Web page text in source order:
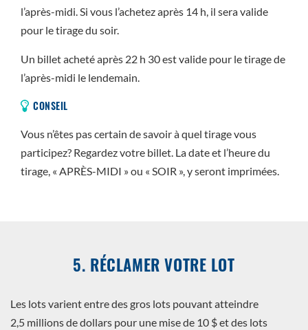
l’après-midi. Si vous l’achetez après 14 h, il sera valide
pour le tirage du soir.
Un billet acheté après 22 h 30 est valide pour le tirage de
l’après-midi le lendemain.
CONSEIL
Vous n’êtes pas certain de savoir à quel tirage vous
participez? Regardez votre billet. La date et l’heure du
tirage, « APRÈS-MIDI » ou « SOIR », y seront imprimées.
5. RÉCLAMER VOTRE LOT
Les lots varient entre des gros lots pouvant atteindre
2,5 millions de dollars pour une mise de 10 $ et des lots